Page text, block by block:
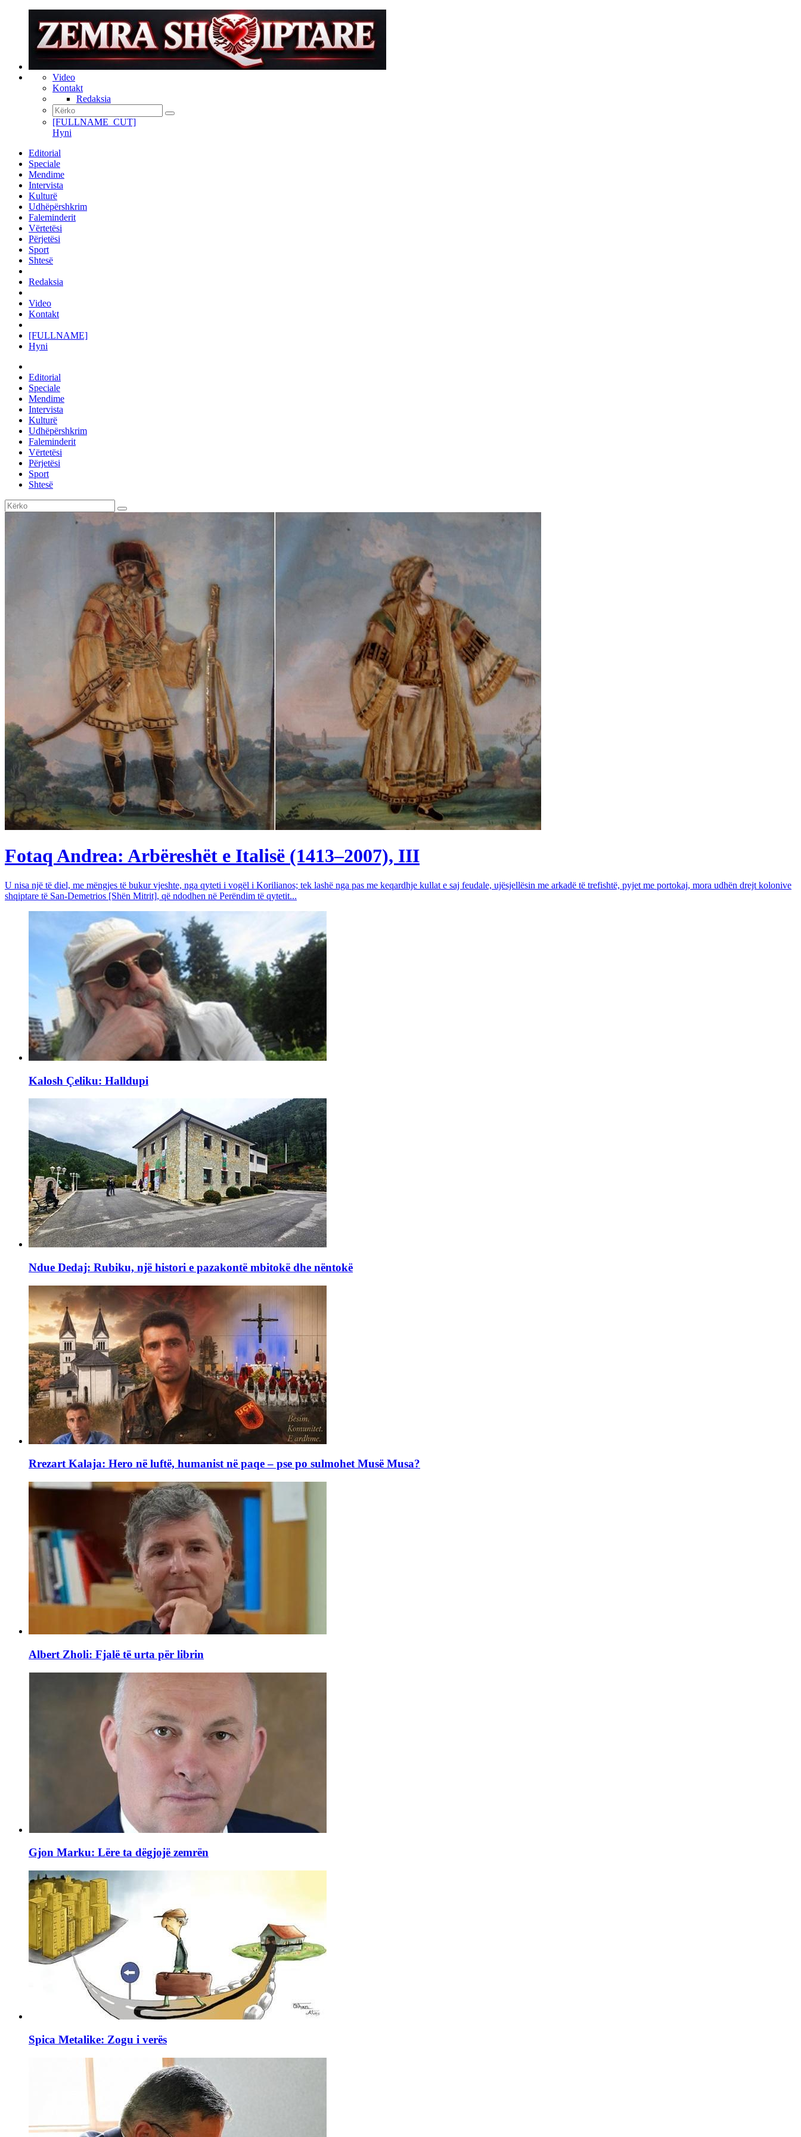
Video
Kontakt
Redaksia
[FULLNAME_CUT]
Hyni
Editorial
Speciale
Mendime
Intervista
Kulturë
Udhëpërshkrim
Faleminderit
Vërtetësi
Përjetësi
Sport
Shtesë
Redaksia
Video
Kontakt
[FULLNAME]
Hyni
Editorial
Speciale
Mendime
Intervista
Kulturë
Udhëpërshkrim
Faleminderit
Vërtetësi
Përjetësi
Sport
Shtesë
Fotaq Andrea: Arbëreshët e Italisë (1413–2007), III
U nisa një të diel, me mëngjes të bukur vjeshte, nga qyteti i vogël i Korilianos; tek lashë nga pas me keqardhje kullat e saj feudale, ujësjellësin me arkadë të trefishtë, pyjet me portokaj, mora udhën drejt kolonive
shqiptare të San-Demetrios [Shën Mitrit], që ndodhen në Perëndim të qytetit...
Kalosh Çeliku: Halldupi
Ndue Dedaj: Rubiku, një histori e pazakontë mbitokë dhe nëntokë
Rrezart Kalaja: Hero në luftë, humanist në paqe – pse po sulmohet Musë Musa?
Albert Zholi: Fjalë të urta për librin
Gjon Marku: Lëre ta dëgjojë zemrën
Spica Metalike: Zogu i verës